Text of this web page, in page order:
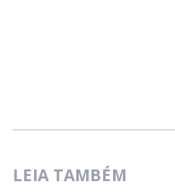
LEIA TAMBÉM